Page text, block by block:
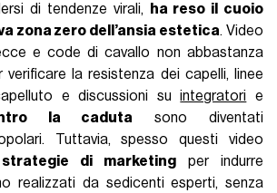
di tendenze virali,
ha reso il cuoio
zona zero dell’ansia estetica. Video
e code di cavallo non abbastanza
la resistenza dei capelli, linee
e discussioni suintegratori e
la caduta sono diventati
Tuttavia, spesso questi video
strategie di marketing per indurre
realizzati da sedicenti esperti, senza